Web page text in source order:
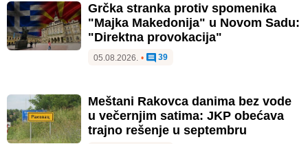
Grčka stranka protiv spomenika
"Majka Makedonija" u Novom Sadu:
"Direktna provokacija"
05.08.2026. • 39
Meštani Rakovca danima bez vode
u večernjim satima: JKP obećava
trajno rešenje u septembru